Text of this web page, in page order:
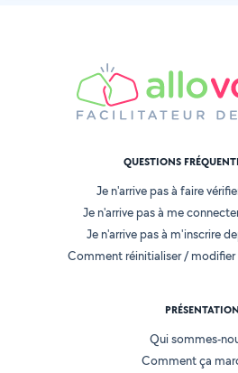
QUESTIONS
Je n'arrive pas à faire
Je n'arrive pas à me
Je n'arrive pas à m'inscrire
Comment réinitialiser /
PRÉSENTATION
Qui sommes-
Comment ça